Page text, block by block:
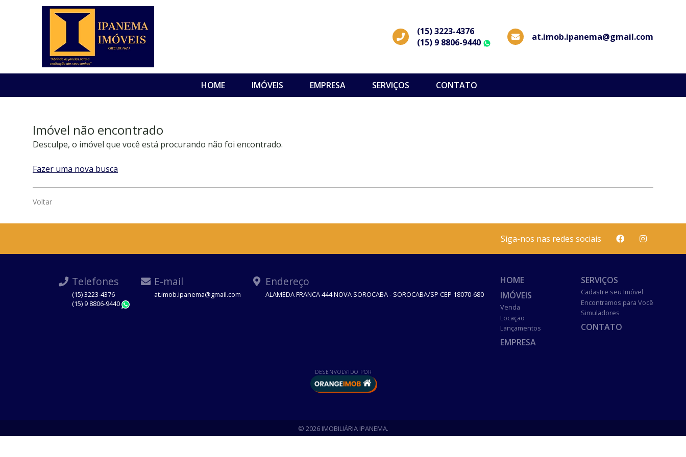
(15) 3223-4376
(15) 9 8806-9440
WhatsApp
at.imob.ipanema@gmail.com
HOME IMÓVEIS EMPRESA SERVIÇOS CONTATO
Imóvel não encontrado
Desculpe, o imóvel que você está procurando não foi encontrado.
Fazer uma nova busca
Voltar
Siga-nos nas redes sociais
Telefones
(15) 3223-4376
(15) 9 8806-9440
E-mail
at.imob.ipanema@gmail.com
Endereço
ALAMEDA FRANCA 444 NOVA SOROCABA - SOROCABA/SP CEP 18070-680
HOME
IMÓVEIS
Venda
Locação
Lançamentos
EMPRESA
SERVIÇOS
Cadastre seu Imóvel
Encontramos para Você
Simuladores
CONTATO
DESENVOLVIDO POR
© 2026 IMOBILIÁRIA IPANEMA.